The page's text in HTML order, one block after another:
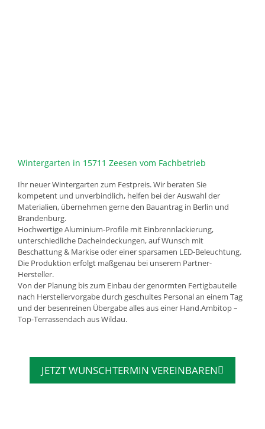
Wintergarten in 15711 Zeesen vom Fachbetrieb
Ihr neuer Wintergarten zum Festpreis. Wir beraten Sie
kompetent und unverbindlich, helfen bei der Auswahl der
Materialien, übernehmen gerne den Bauantrag in Berlin und
Brandenburg.
Hochwertige Aluminium-Profile mit Einbrennlackierung,
unterschiedliche Dacheindeckungen, auf Wunsch mit
Beschattung & Markise oder einer sparsamen LED-Beleuchtung.
Die Produktion erfolgt maßgenau bei unserem Partner-
Hersteller.
Von der Planung bis zum Einbau der genormten Fertigbauteile
nach Herstellervorgabe durch geschultes Personal an einem Tag
und der besenreinen Übergabe alles aus einer Hand.Ambitop –
Top-Terrassendach aus Wildau.
JETZT WUNSCHTERMIN VEREINBAREN